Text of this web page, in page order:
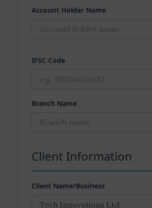
Account Holder Name
IFSC Code
Branch Name
Client Information
Client Name/Business